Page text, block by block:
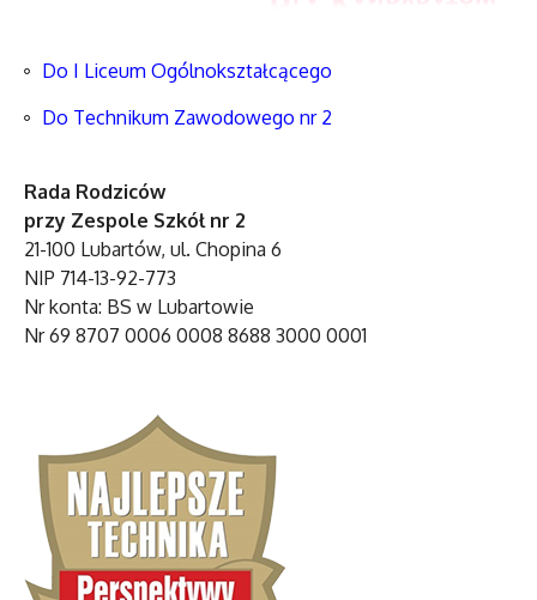
Do I Liceum Ogólnokształcącego
Do Technikum Zawodowego nr 2
Rada Rodziców
przy Zespole Szkół nr 2
21-100 Lubartów, ul. Chopina 6
NIP 714-13-92-773
Nr konta: BS w Lubartowie
Nr 69 8707 0006 0008 8688 3000 0001